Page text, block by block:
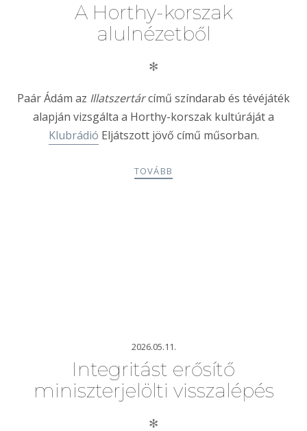
A Horthy-korszak
alulnézetből
✻
Paár Ádám az Illatszertárcímű színdarab és tévéjáték
alapján vizsgálta a Horthy-korszak kultúráját a
Klubrádió Eljátszott jövő című műsorban.
TOVÁBB
2026.05.11.
Integritást erősítő
miniszterjelölti visszalépés
✻